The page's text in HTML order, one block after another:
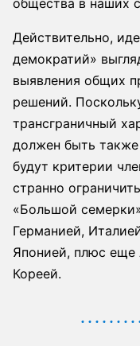
общества в наших
Действительно,
демократий»
выявления общих
решений.
трансграничный
должен быть
будут критерии
странно
«Большой
Германией,
Японией, плюс
Кореей.